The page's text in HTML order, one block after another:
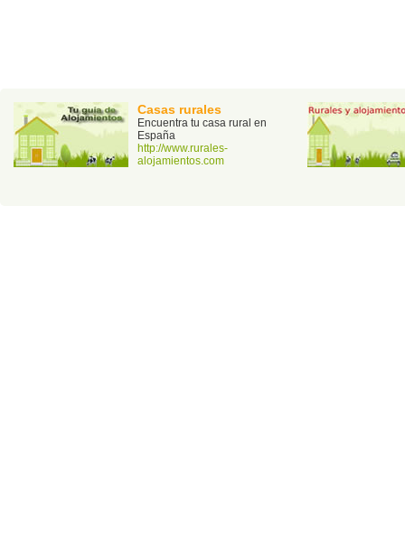
Casas rurales
Encuentra tu casa rural en
España
http://www.rurales-
alojamientos.com